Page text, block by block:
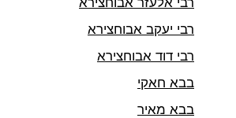
רבי יעקב אבוחצירא
רבי דוד אבוחצירא
בבא חאקי
בבא מאיר